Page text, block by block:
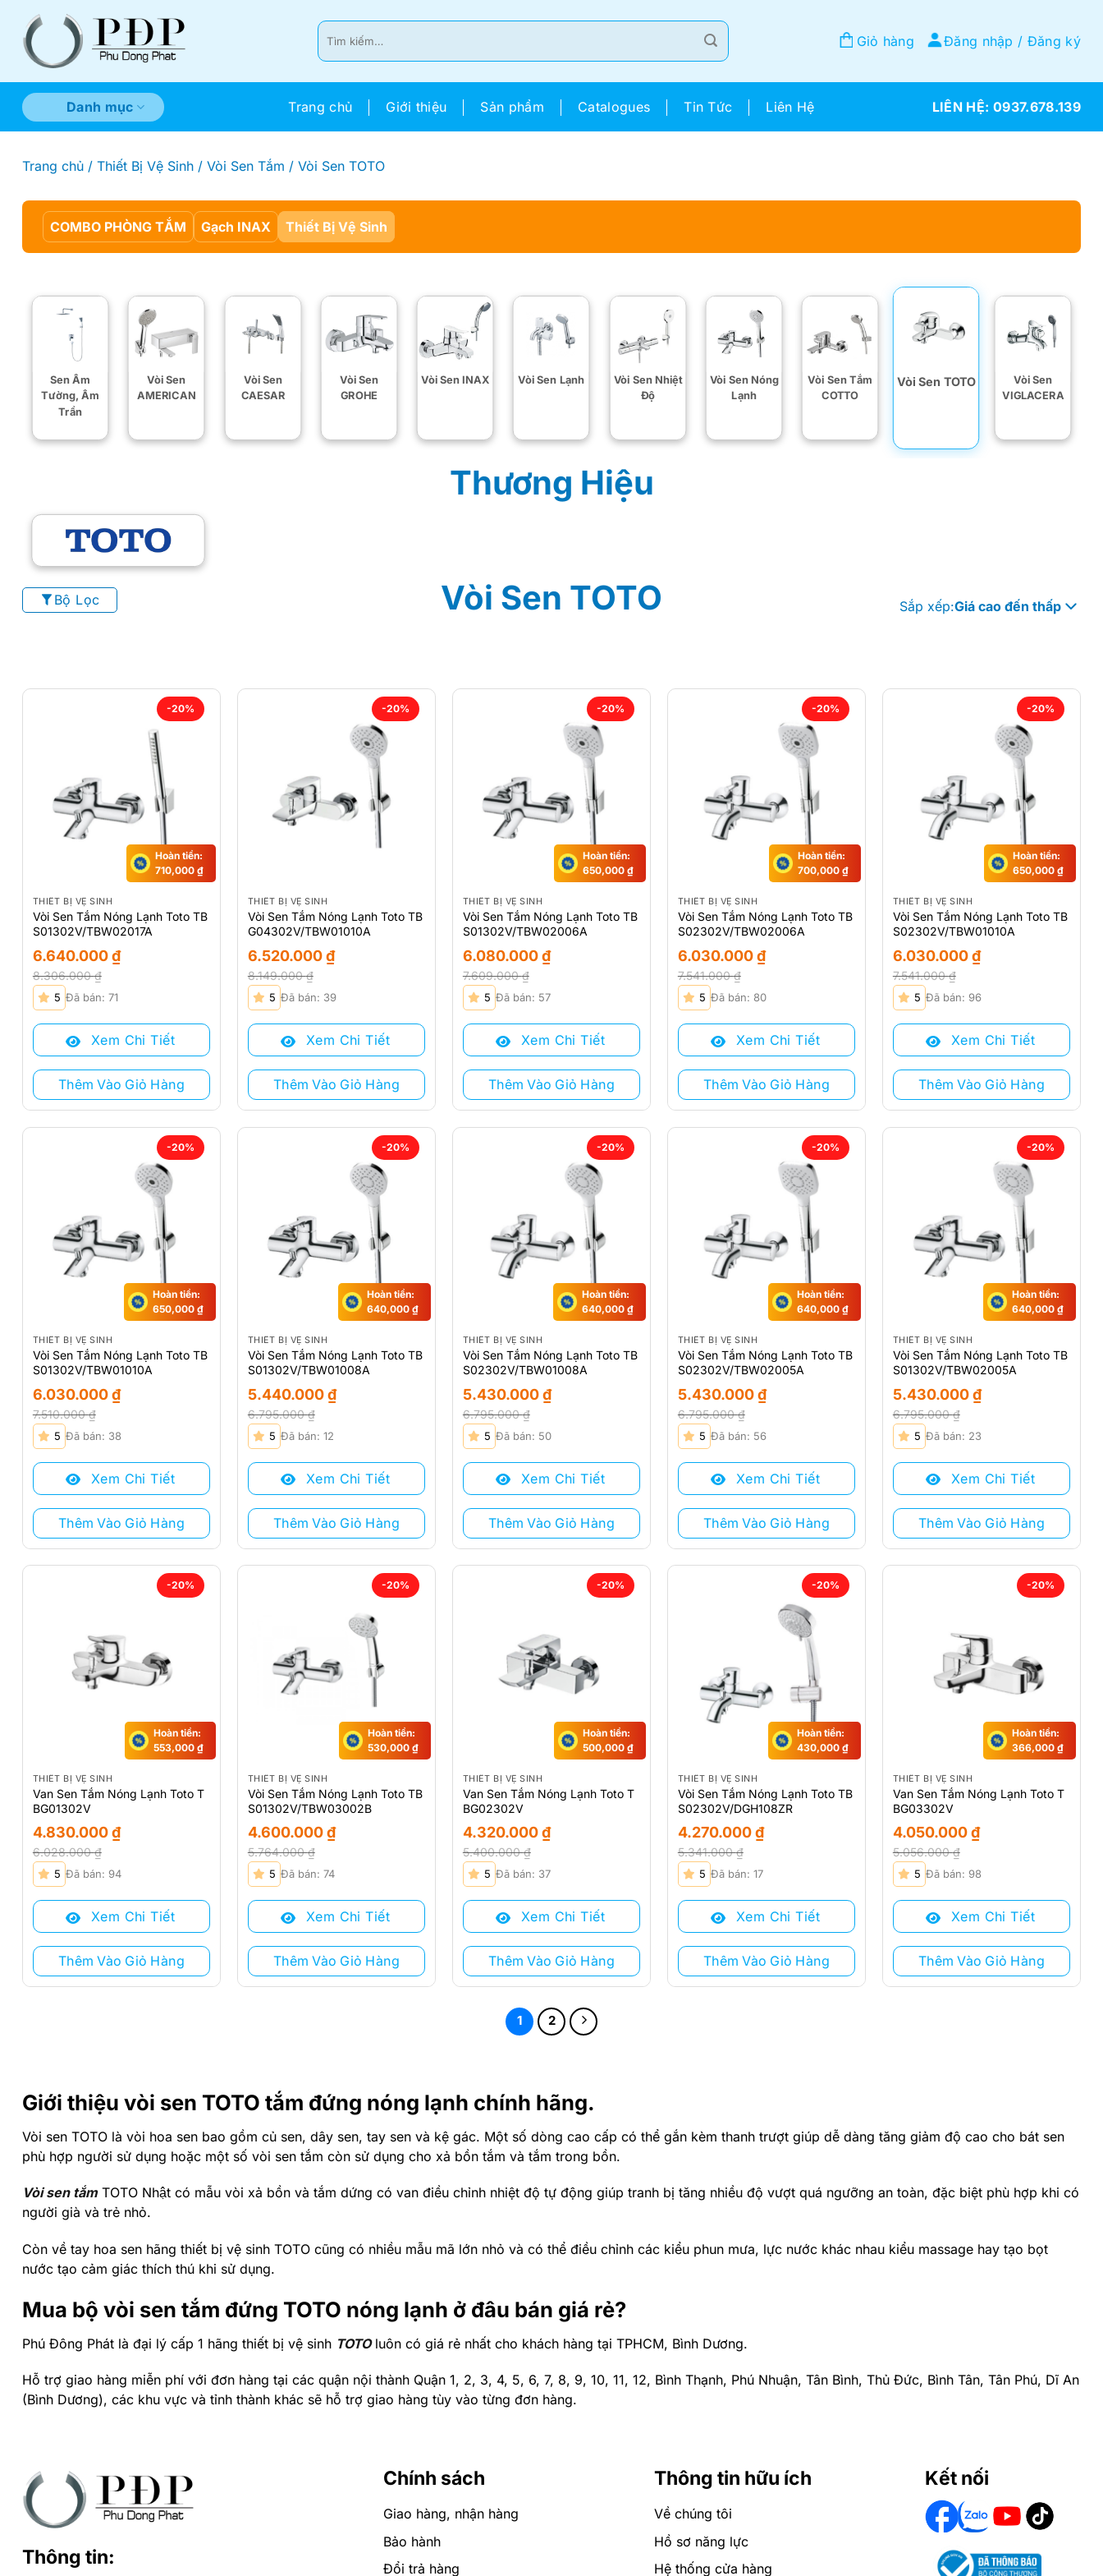
Tìm
kiếm:
Giỏ hàng Đăng nhập / Đăng ký
Danh mục Trang chủ Giới thiệu Sản phẩm Catalogues Tin Tức Liên Hệ 0937.678.139
Trang chủ / Thiết Bị Vệ Sinh / Vòi Sen Tắm / Vòi Sen TOTO
COMBO PHÒNG TẮM Gạch INAX Thiết Bị Vệ Sinh
Sen Âm
Tường, Âm
Trần
Vòi Sen
AMERICAN
Vòi Sen
CAESAR
Vòi Sen
GROHE
Vòi Sen INAX Vòi Sen Lạnh
Vòi Sen Nhiệt
Độ
Vòi Sen Nóng
Lạnh
Vòi Sen Tắm
COTTO
Vòi Sen TOTO
Vòi Sen
VIGLACERA
Giới thiệu vòi sen TOTO tắm đứng nóng lạnh chính hãng.
Vòi sen TOTO là vòi hoa sen bao gồm củ sen, dây sen, tay sen và kệ gác. Một số dòng cao cấp có thể gắn kèm thanh trượt giúp dễ dàng tăng giảm độ cao cho bát sen
phù hợp người sử dụng hoặc một số vòi sen tắm còn sử dụng cho xả bồn tắm và tắm trong bồn.
Vòi sen tắmTOTO Nhật có mẫu vòi xả bồn và tắm dứng có van điều chỉnh nhiệt độ tự động giúp tranh bị tăng nhiều độ vượt quá ngưỡng an toàn, đặc biệt phù hợp khi có
người già và trẻ nhỏ.
Còn về tay hoa sen hãng thiết bị vệ sinh TOTO cũng có nhiều mẫu mã lớn nhỏ và có thể điều chỉnh các kiểu phun mưa, lực nước khác nhau kiểu massage hay tạo bọt
nước tạo cảm giác thích thú khi sử dụng.
Mua bộ vòi sen tắm đứng TOTO nóng lạnh ở đâu bán giá rẻ?
Phú Đông Phát là đại lý cấp 1 hãng thiết bị vệ sinh TOTO luôn có giá rẻ nhất cho khách hàng tại TPHCM, Bình Dương.
Hỗ trợ giao hàng miễn phí với đơn hàng tại các quận nội thành Quận 1, 2, 3, 4, 5, 6, 7, 8, 9, 10, 11, 12, Bình Thạnh, Phú Nhuận, Tân Bình, Thủ Đức, Bình Tân, Tân Phú, Dĩ An
(Bình Dương), các khu vực và tỉnh thành khác sẽ hỗ trợ giao hàng tùy vào từng đơn hàng.
Hotline:0919318587 và0937678139 để được tư vấn miễn phí qua cuộc gọi hoặc zalo.
Thương Hiệu
Bộ Lọc Vòi Sen TOTO Sắp xếp:Giá cao đến thấp
-20%
Hoàn tiền:
710,000₫
THIẾT BỊ VỆ SINH
Vòi Sen Tắm Nóng Lạnh Toto TB
S01302V/TBW02017A
8.306.000₫
Giá
gốc
là:
8.306.000 ₫.
6.640.000₫
Giá
hiện
tại
6.640.000 ₫.
5 Đã bán: 71
Xem Chi Tiết
Thêm Vào Giỏ Hàng
-20%
THIẾT BỊ VỆ SINH
Vòi Sen Tắm Nóng Lạnh Toto TB
G04302V/TBW01010A
8.149.000₫
Giá
gốc
là:
8.149.000 ₫.
6.520.000₫
Giá
hiện
tại
6.520.000 ₫.
5 Đã bán: 39
Xem Chi Tiết
Thêm Vào Giỏ Hàng
-20%
Hoàn tiền:
650,000₫
THIẾT BỊ VỆ SINH
Vòi Sen Tắm Nóng Lạnh Toto TB
S01302V/TBW02006A
7.609.000₫
Giá
gốc
là:
7.609.000 ₫.
6.080.000₫
Giá
hiện
tại
6.080.000 ₫.
5 Đã bán: 57
Xem Chi Tiết
Thêm Vào Giỏ Hàng
-20%
Hoàn tiền:
700,000₫
THIẾT BỊ VỆ SINH
Vòi Sen Tắm Nóng Lạnh Toto TB
S02302V/TBW02006A
7.541.000₫
Giá
gốc
là:
7.541.000 ₫.
6.030.000₫
Giá
hiện
tại
6.030.000 ₫.
5 Đã bán: 80
Xem Chi Tiết
Thêm Vào Giỏ Hàng
-20%
Hoàn tiền:
650,000₫
THIẾT BỊ VỆ SINH
Vòi Sen Tắm Nóng Lạnh Toto TB
S02302V/TBW01010A
7.541.000₫
Giá
gốc
là:
7.541.000 ₫.
6.030.000₫
Giá
hiện
tại
6.030.000 ₫.
5 Đã bán: 96
Xem Chi Tiết
Thêm Vào Giỏ Hàng
-20%
Hoàn tiền:
650,000₫
THIẾT BỊ VỆ SINH
Vòi Sen Tắm Nóng Lạnh Toto TB
S01302V/TBW01010A
7.510.000₫
Giá
gốc
là:
7.510.000 ₫.
6.030.000₫
Giá
hiện
tại
6.030.000 ₫.
5 Đã bán: 38
Xem Chi Tiết
Thêm Vào Giỏ Hàng
-20%
Hoàn tiền:
640,000₫
THIẾT BỊ VỆ SINH
Vòi Sen Tắm Nóng Lạnh Toto TB
S01302V/TBW01008A
6.795.000₫
Giá
gốc
là:
6.795.000 ₫.
5.440.000₫
Giá
hiện
tại
5.440.000 ₫.
5 Đã bán: 12
Xem Chi Tiết
Thêm Vào Giỏ Hàng
-20%
Hoàn tiền:
640,000₫
THIẾT BỊ VỆ SINH
Vòi Sen Tắm Nóng Lạnh Toto TB
S02302V/TBW01008A
6.795.000₫
Giá
gốc
là:
6.795.000 ₫.
5.430.000₫
Giá
hiện
tại
5.430.000 ₫.
5 Đã bán: 50
Xem Chi Tiết
Thêm Vào Giỏ Hàng
-20%
Hoàn tiền:
640,000₫
THIẾT BỊ VỆ SINH
Vòi Sen Tắm Nóng Lạnh Toto TB
S02302V/TBW02005A
6.795.000₫
Giá
gốc
là:
6.795.000 ₫.
5.430.000₫
Giá
hiện
tại
5.430.000 ₫.
5 Đã bán: 56
Xem Chi Tiết
Thêm Vào Giỏ Hàng
-20%
Hoàn tiền:
640,000₫
THIẾT BỊ VỆ SINH
Vòi Sen Tắm Nóng Lạnh Toto TB
S01302V/TBW02005A
6.795.000₫
Giá
gốc
là:
6.795.000 ₫.
5.430.000₫
Giá
hiện
tại
5.430.000 ₫.
5 Đã bán: 23
Xem Chi Tiết
Thêm Vào Giỏ Hàng
-20%
Hoàn tiền:
553,000₫
THIẾT BỊ VỆ SINH
Van Sen Tắm Nóng Lạnh Toto T
BG01302V
6.028.000₫
Giá
gốc
là:
6.028.000 ₫.
4.830.000₫
Giá
hiện
tại
4.830.000 ₫.
5 Đã bán: 94
Xem Chi Tiết
Thêm Vào Giỏ Hàng
-20%
Hoàn tiền:
530,000₫
THIẾT BỊ VỆ SINH
Vòi Sen Tắm Nóng Lạnh Toto TB
S01302V/TBW03002B
5.764.000₫
Giá
gốc
là:
5.764.000 ₫.
4.600.000₫
Giá
hiện
tại
4.600.000 ₫.
5 Đã bán: 74
Xem Chi Tiết
Thêm Vào Giỏ Hàng
-20%
Hoàn tiền:
500,000₫
THIẾT BỊ VỆ SINH
Van Sen Tắm Nóng Lạnh Toto T
BG02302V
5.400.000₫
Giá
gốc
là:
5.400.000 ₫.
4.320.000₫
Giá
hiện
tại
4.320.000 ₫.
5 Đã bán: 37
Xem Chi Tiết
Thêm Vào Giỏ Hàng
-20%
Hoàn tiền:
430,000₫
THIẾT BỊ VỆ SINH
Vòi Sen Tắm Nóng Lạnh Toto TB
S02302V/DGH108ZR
5.341.000₫
Giá
gốc
là:
5.341.000 ₫.
4.270.000₫
Giá
hiện
tại
4.270.000 ₫.
5 Đã bán: 17
Xem Chi Tiết
Thêm Vào Giỏ Hàng
-20%
Hoàn tiền:
366,000₫
THIẾT BỊ VỆ SINH
Van Sen Tắm Nóng Lạnh Toto T
BG03302V
5.056.000₫
Giá
gốc
là:
5.056.000 ₫.
4.050.000₫
Giá
hiện
tại
4.050.000 ₫.
5 Đã bán: 98
Xem Chi Tiết
Thêm Vào Giỏ Hàng
1 2
Thông tin:
Chính sách
Giao hàng, nhận hàng
Bảo hành
Đổi trả hàng
Thông tin hữu ích
Về chúng tôi
Hồ sơ năng lực
Hệ thống cửa hàng
Kết nối